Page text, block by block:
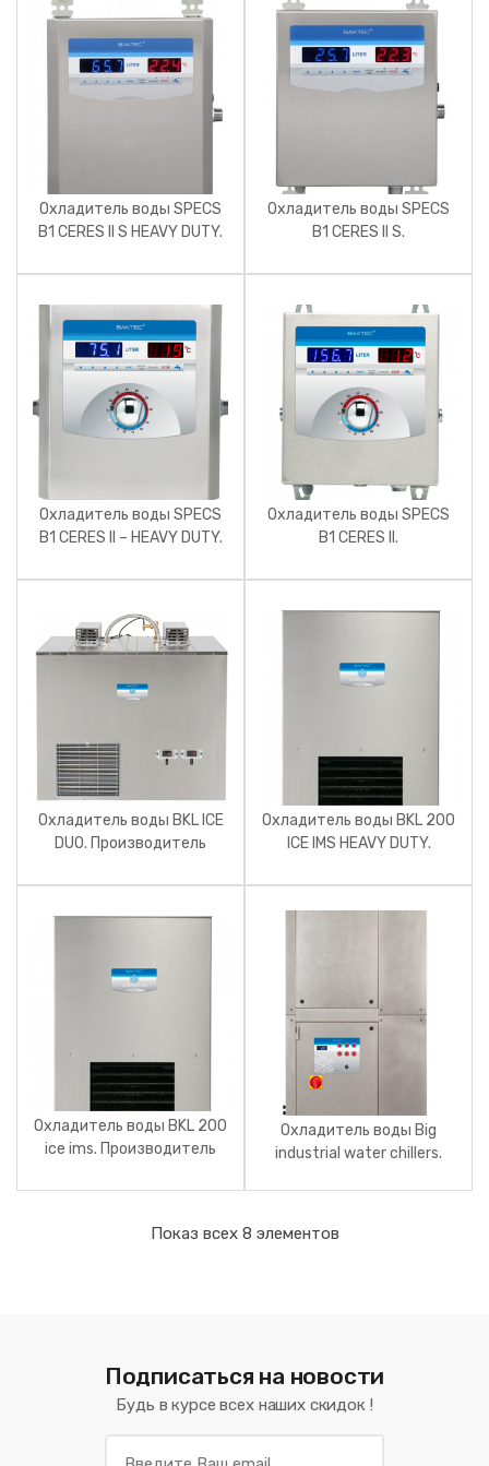
Охладитель воды SPECS
B1 CERES II S HEAVY DUTY.
Охладитель воды SPECS
B1 CERES II S.
Охладитель воды SPECS
B1 CERES II – HEAVY DUTY.
Охладитель воды SPECS
B1 CERES II.
Охладитель воды BKL ICE
DUO. Производитель
Охладитель воды BKL 200
ICE IMS HEAVY DUTY.
Охладитель воды BKL 200
ice ims. Производитель
Охладитель воды Big
industrial water chillers.
Показ всех 8 элементов
Подписаться на новости
Будь в курсе всех наших скидок !